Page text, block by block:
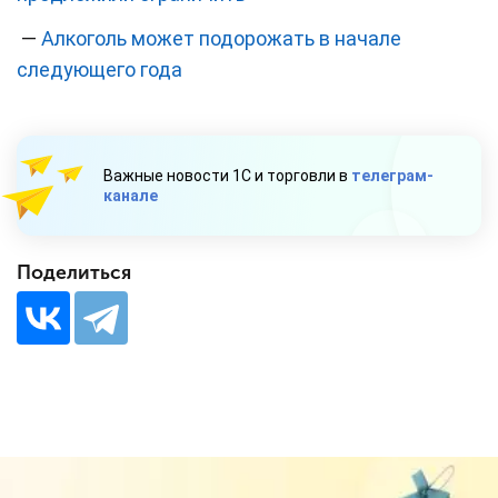
— Алкоголь может подорожать в начале
следующего года
Важные новости 1С и торговли в телеграм-
канале
Поделиться